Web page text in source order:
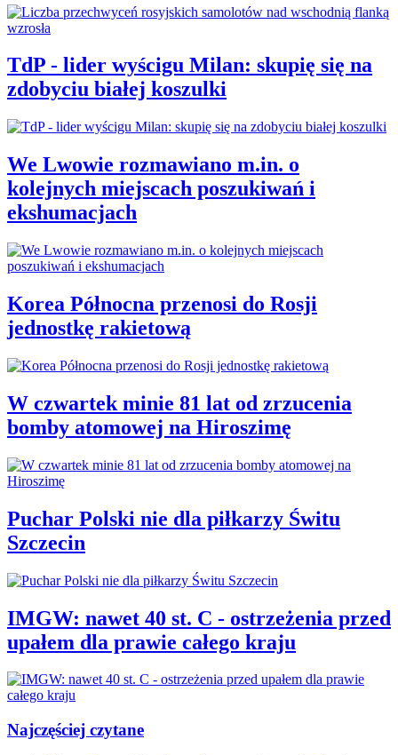
TdP - lider wyścigu Milan: skupię się na
zdobyciu białej koszulki
We Lwowie rozmawiano m.in. o
kolejnych miejscach poszukiwań i
ekshumacjach
Korea Północna przenosi do Rosji
jednostkę rakietową
W czwartek minie 81 lat od zrzucenia
bomby atomowej na Hiroszimę
Puchar Polski nie dla piłkarzy Świtu
Szczecin
IMGW: nawet 40 st. C - ostrzeżenia przed
upałem dla prawie całego kraju
Najczęściej czytane